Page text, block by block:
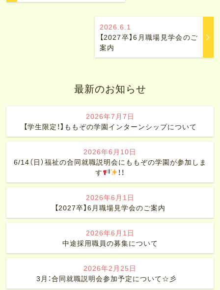
2026.6.1
【2027卒】6月職場見学会のご
案内
最新のお知らせ
2026年7月7日
【学生限定！】ももぞの学園インターンシップについて
2026年6月10日
6/14（日）福祉の合同就職説明会にももぞの学園が参加しま
す
！！
2026年6月1日
【2027卒】6月職場見学会のご案内
2026年6月1日
中途採用職員の募集について
2026年2月25日
3月：合同就職説明会参加予定について☆彡